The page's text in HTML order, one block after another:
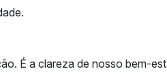
É a clareza de nosso bem-